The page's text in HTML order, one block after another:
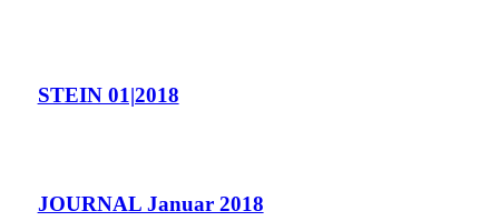
STEIN 01|2018
JOURNAL Januar 2018